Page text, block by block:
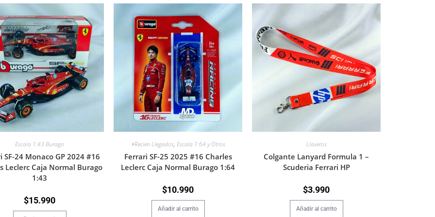
Escala 1:43 Burago
SF-24 Monaco GP 2024 #16
Leclerc Caja Normal Burago
1:43
$15.990
⚡Recien Llegados, Escala 1:64 y Otros
Ferrari SF-25 2025 #16 Charles
Leclerc Caja Normal Burago 1:64
$10.990
Añadir al carrito
Llaveros
Colgante Lanyard Formula 1 –
Scuderia Ferrari HP
$3.990
Añadir al carrito